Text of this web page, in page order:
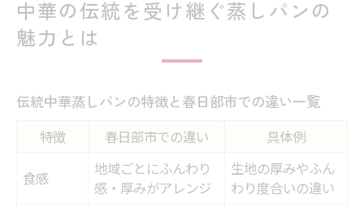
中華の伝統を受け継ぐ蒸しパンの
魅力とは
伝統中華蒸しパンの特徴と春日部市での違い一覧
特徴 春日部市での違い 具体例
食感
地域ごとにふんわり
感・厚みがアレンジ
生地の厚みやふん
わり度合いの違い